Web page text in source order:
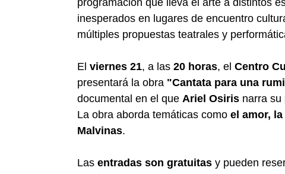
programación que lleva el arte a distintos
inesperados en lugares de encuentro
múltiples propuestas teatrales y
El viernes 21, a las 20 horas, el Centro
presentará la obra "Cantata para una
documental en el que Ariel Osiris narra su
La obra aborda temáticas como el amor,
Malvinas.
Las entradas son gratuitas y pueden